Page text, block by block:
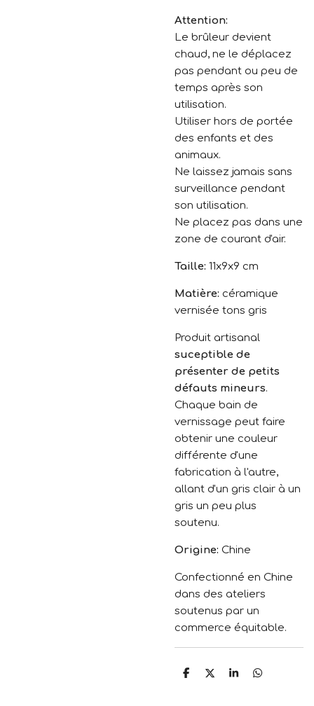
Attention:
Le brûleur devient
chaud, ne le déplacez
pas pendant ou peu de
temps après son
utilisation.
Utiliser hors de portée
des enfants et des
animaux.
Ne laissez jamais sans
surveillance pendant
son utilisation.
Ne placez pas dans une
zone de courant d'air.
Taille: 11x9x9 cm
Matière: céramique
vernisée tons gris
Produit artisanal
suceptible de
présenter de petits
défauts mineurs.
Chaque bain de
vernissage peut faire
obtenir une couleur
différente d'une
fabrication à l'autre,
allant d'un gris clair à un
gris un peu plus
soutenu.
Origine: Chine
Confectionné en Chine
dans des ateliers
soutenus par un
commerce équitable.
P
P
P
P